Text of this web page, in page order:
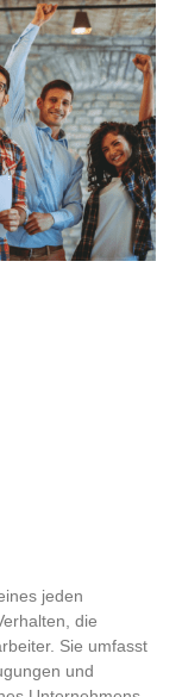
jeden
die
Sie umfasst
und